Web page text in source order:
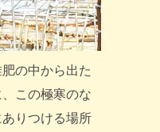
の中から出た
この極寒のな
りつける場所